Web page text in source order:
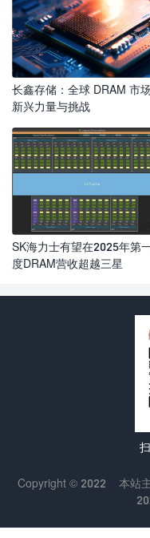
长鑫存储：全球 DRAM 市
新兴力量与挑战
SK海力士有望在2025年第
度DRAM营收超越三星
Copyright © 2022 本站